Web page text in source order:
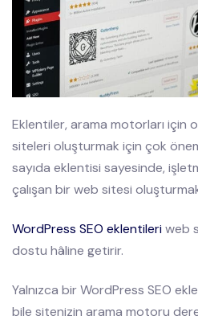
Eklentiler, arama motorları için
siteleri oluşturmak için çok
sayıda eklentisi sayesinde,
çalışan bir web sitesi
WordPress SEO eklentileriweb
dostu hâline getirir.
Yalnızca bir WordPress SEO
bile sitenizin arama motoru